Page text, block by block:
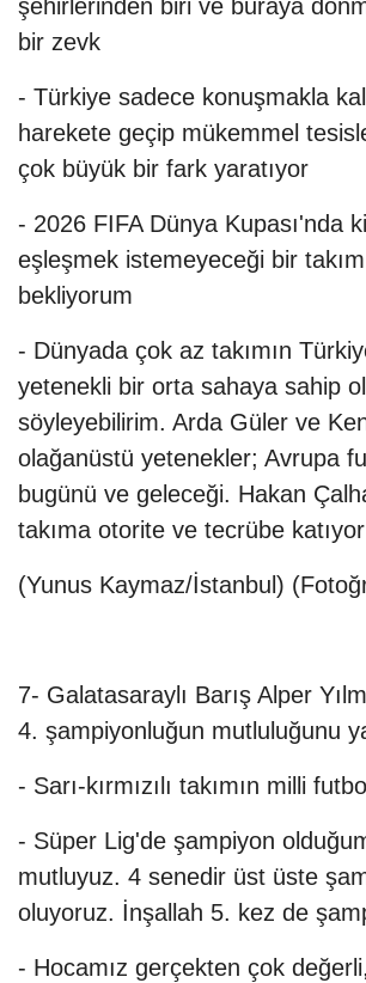
şehirlerinden biri ve buraya
bir zevk
- Türkiye sadece konuşmakla
harekete geçip mükemmel
çok büyük bir fark yaratıyor
- 2026 FIFA Dünya Kupası'nda
eşleşmek istemeyeceği bir takım
bekliyorum
- Dünyada çok az takımın
yetenekli bir orta sahaya sahip
söyleyebilirim. Arda Güler ve
olağanüstü yetenekler; Avrupa
bugünü ve geleceği. Hakan
takıma otorite ve tecrübe katıyor
(Yunus Kaymaz/İstanbul)
7- Galatasaraylı Barış Alper
4. şampiyonluğun mutluluğunu
- Sarı-kırmızılı takımın milli
- Süper Lig'de şampiyon
mutluyuz. 4 senedir üst üste
oluyoruz. İnşallah 5. kez de
- Hocamız gerçekten çok